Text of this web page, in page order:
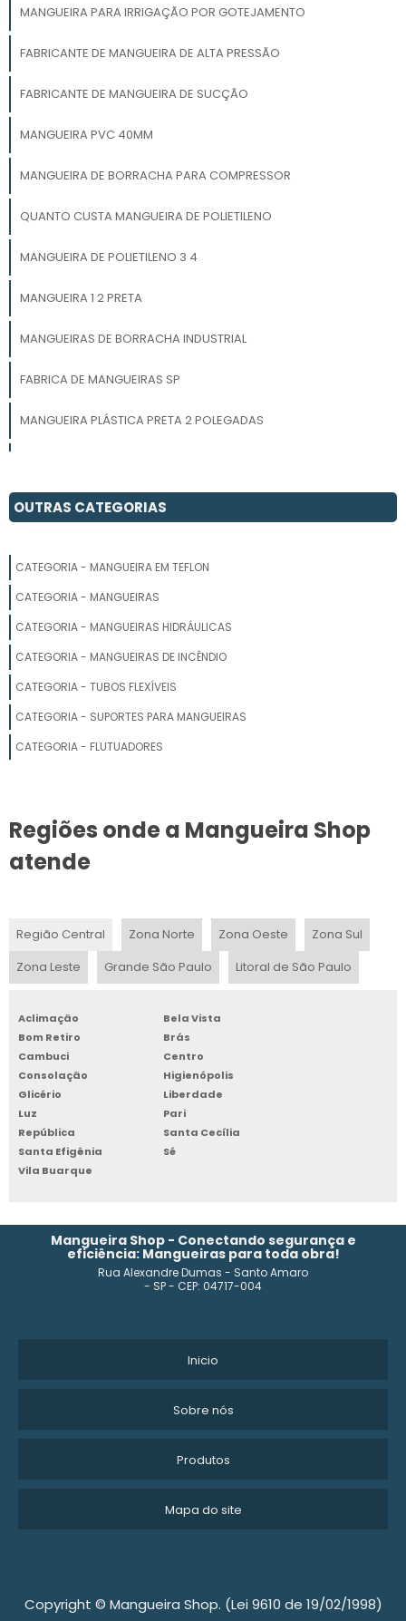
MANGUEIRA PARA IRRIGAÇÃO POR GOTEJAMENTO
FABRICANTE DE MANGUEIRA DE ALTA PRESSÃO
FABRICANTE DE MANGUEIRA DE SUCÇÃO
MANGUEIRA PVC 40MM
MANGUEIRA DE BORRACHA PARA COMPRESSOR
QUANTO CUSTA MANGUEIRA DE POLIETILENO
MANGUEIRA DE POLIETILENO 3 4
MANGUEIRA 1 2 PRETA
MANGUEIRAS DE BORRACHA INDUSTRIAL
FABRICA DE MANGUEIRAS SP
MANGUEIRA PLÁSTICA PRETA 2 POLEGADAS
FABRICANTE DE MANGUEIRA DE PVC
MANGUEIRA DE POLIETILENO PARA IRRIGAÇÃO
MANGUEIRA DE ALTA PRESSÃO PARA COMPRESSORES
MANGUEIRA PRETA DE UMA POLEGADA
MANGUEIRA DE POLIETILENO 1 2
MANGUEIRA PRETA PVC 2 POLEGADAS PREÇO
MANGUEIRA PARA COMPRESSOR
MANGUEIRAS PNEUMÁTICAS
MANGUEIRA PELBD PARA IRRIGAÇÃO
MANGUEIRA POLIETILENO 2 POLEGADAS PREÇO
MANGUEIRA DE PTFE
MANGUEIRA ALTA PRESSÃO
MANGUEIRA PARA COMPRESSOR DE AR PREÇO
MANGUEIRA DE ALTA PRESSÃO COM MALHA DE AÇO
PREÇO MANGUEIRA PRETA 2 POLEGADAS
MANGUEIRA DE ALTA PRESSÃO COM PISTOLA
OUTRAS CATEGORIAS
CATEGORIA - MANGUEIRA EM TEFLON
CATEGORIA - MANGUEIRAS
CATEGORIA - MANGUEIRAS HIDRÁULICAS
CATEGORIA - MANGUEIRAS DE INCÊNDIO
CATEGORIA - TUBOS FLEXÍVEIS
CATEGORIA - SUPORTES PARA MANGUEIRAS
CATEGORIA - FLUTUADORES
Regiões onde a Mangueira Shop
atende
Região Central Zona Norte Zona Oeste
Zona Sul
Zona Leste
Grande São Paulo Litoral de São Paulo
Aclimação
Bela Vista
Bom Retiro
Brás
Cambuci
Centro
Consolação
Higienópolis
Glicério
Liberdade
Luz
Pari
República
Santa Cecília
Santa Efigênia
Sé
Vila Buarque
Mangueira Shop - Conectando segurança e
eficiência: Mangueiras para toda obra!
Rua Alexandre Dumas - Santo Amaro
- SP - CEP: 04717-004
Inicio
Sobre nós
Produtos
Mapa do site
Copyright © Mangueira Shop. (Lei 9610 de 19/02/1998)